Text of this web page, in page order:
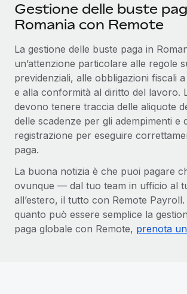
Gestione delle buste
Romania con Remote
La gestione delle buste paga in
un’attenzione particolare alle regole
previdenziali, alle obbligazioni fiscali
e alla conformità al diritto del lavoro.
devono tenere traccia delle aliquote
delle scadenze per gli adempimenti e
registrazione per eseguire
paga.
La buona notizia è che puoi pagare
ovunque — dal tuo team in ufficio al
all’estero, il tutto con Remote
quanto può essere semplice la
paga globale con Remote, prenota